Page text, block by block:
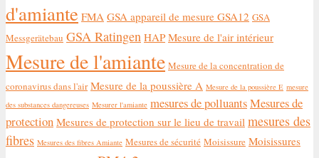
d'amiante FMA GSA appareil de mesure GSA12 GSA
Messgerätebau GSA Ratingen HAP Mesure de l'air intérieur
Mesure de l'amiante Mesure de la concentration de
coronavirus dans l'air Mesure de la poussière A Mesure de la poussière E mesure
des substances dangereuses Mesurer l'amiante mesures de polluantsMesures de
protection Mesures de protection sur le lieu de travail mesures des
fibres Mesures des fibres Amiante Mesures de sécurité Moisissure Moisissures